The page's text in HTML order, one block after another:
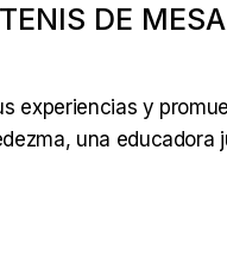
DE
experiencias y
una educadora